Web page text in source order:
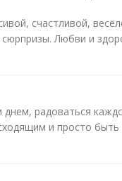
счастливой,
Любви и
радоваться
и просто быть